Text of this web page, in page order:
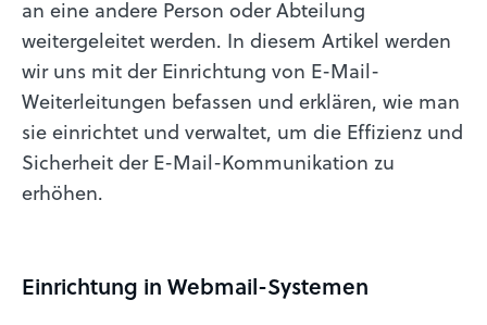
an eine andere Person oder Abteilung
weitergeleitet werden. In diesem Artikel werden
wir uns mit der Einrichtung von E-Mail-
Weiterleitungen befassen und erklären, wie man
sie einrichtet und verwaltet, um die Effizienz und
Sicherheit der E-Mail-Kommunikation zu
erhöhen.
Einrichtung in Webmail-Systemen